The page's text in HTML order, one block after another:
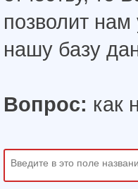
позволит
нашу базу
Вопрос: как